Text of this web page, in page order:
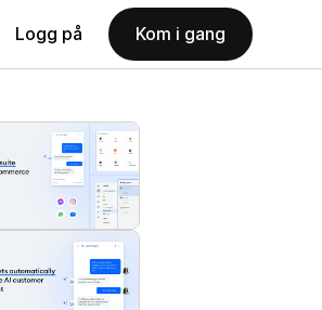
Logg på Kom i gang